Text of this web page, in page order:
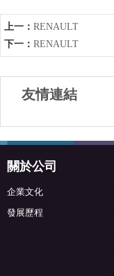
上一： RENAULT
下一： RENAULT
友情連結
關於公司
企業文化
發展歷程